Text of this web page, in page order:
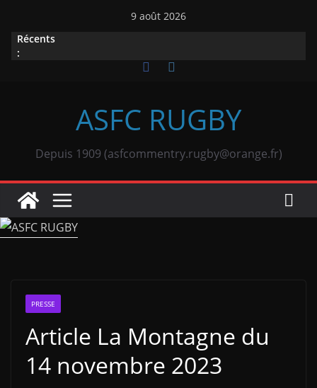
contenu
9 août 2026
Récents
:
ASFC RUGBY
Depuis 1909 (asfcommentry.rugby@orange.fr)
PRESSE
Article La Montagne du
14 novembre 2023